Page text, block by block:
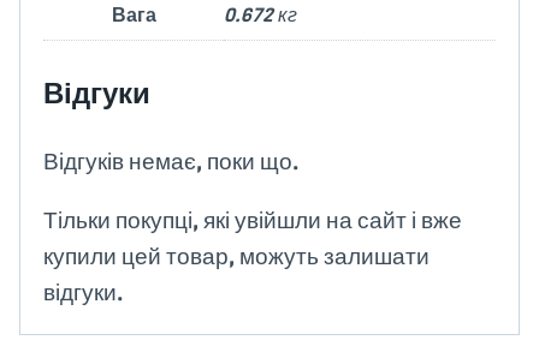
Вага 0.672 кг
Відгуки
Відгуків немає, поки що.
Тільки покупці, які увійшли на сайт і вже
купили цей товар, можуть залишати
відгуки.